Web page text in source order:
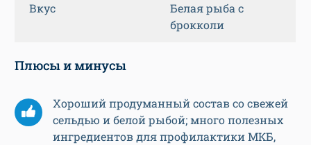
Вкус
Белая рыба с
брокколи
Плюсы и минусы
Хороший продуманный состав со свежей
сельдью и белой рыбой; много полезных
ингредиентов для профилактики МКБ,